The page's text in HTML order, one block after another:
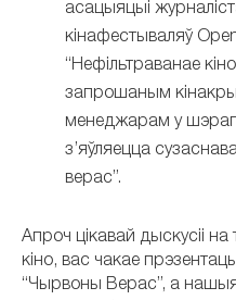
асацыяцыі
кінафестываляў
“Нефільтраванае
запрошаным
менеджарам у шэрагу
з’яўляецца
верас”.
Апроч цікавай дыскусіі
кіно, вас чакае
“Чырвоны Верас”, а